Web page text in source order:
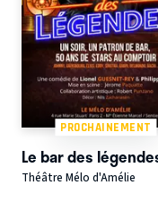
PROCHAINEMENT
Le bar des
Théâtre Mélo d'Amélie